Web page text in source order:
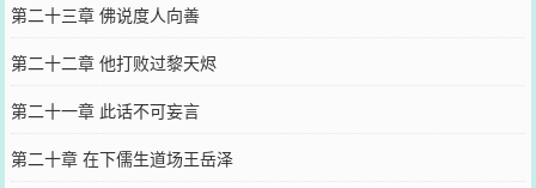
第二十三章 佛说度人向善
第二十二章 他打败过黎天烬
第二十一章 此话不可妄言
第二十章 在下儒生道场王岳泽